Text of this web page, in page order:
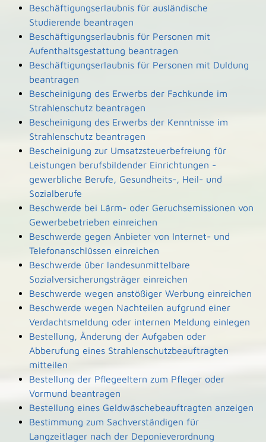
Beschäftigungserlaubnis für ausländische
Studierende beantragen
Beschäftigungserlaubnis für Personen mit
Aufenthaltsgestattung beantragen
Beschäftigungserlaubnis für Personen mit Duldung
beantragen
Bescheinigung des Erwerbs der Fachkunde im
Strahlenschutz beantragen
Bescheinigung des Erwerbs der Kenntnisse im
Strahlenschutz beantragen
Bescheinigung zur Umsatzsteuerbefreiung für
Leistungen berufsbildender Einrichtungen -
gewerbliche Berufe, Gesundheits-, Heil- und
Sozialberufe
Beschwerde bei Lärm- oder Geruchsemissionen von
Gewerbebetrieben einreichen
Beschwerde gegen Anbieter von Internet- und
Telefonanschlüssen einreichen
Beschwerde über landesunmittelbare
Sozialversicherungsträger einreichen
Beschwerde wegen anstößiger Werbung einreichen
Beschwerde wegen Nachteilen aufgrund einer
Verdachtsmeldung oder internen Meldung einlegen
Bestellung, Änderung der Aufgaben oder
Abberufung eines Strahlenschutzbeauftragten
mitteilen
Bestellung der Pflegeeltern zum Pfleger oder
Vormund beantragen
Bestellung eines Geldwäschebeauftragten anzeigen
Bestimmung zum Sachverständigen für
Langzeitlager nach der Deponieverordnung